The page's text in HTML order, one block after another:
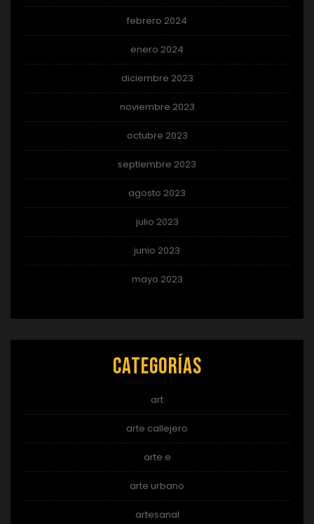
febrero 2024
enero 2024
diciembre 2023
noviembre 2023
octubre 2023
septiembre 2023
agosto 2023
julio 2023
junio 2023
mayo 2023
Categorías
art
arte callejero
arte e
arte urbano
artesanal